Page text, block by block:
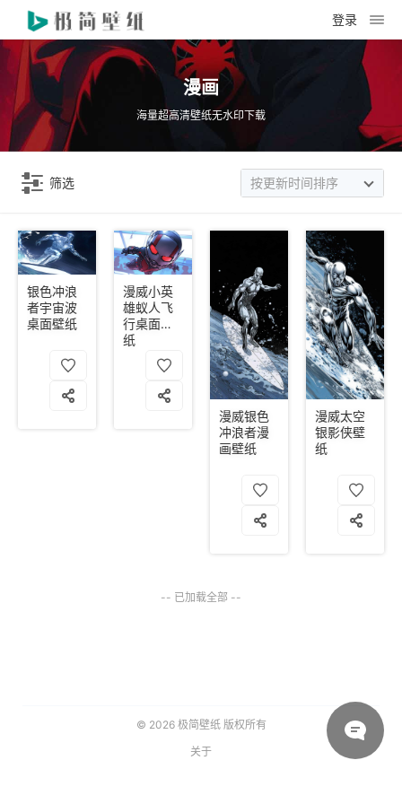
登录
漫画
海量超高清壁纸无水印下载
筛选 按更新时间排序
银色冲浪
者宇宙波
桌面壁纸
漫威小英
雄蚁人飞
行桌面壁
纸
漫威银色
冲浪者漫
画壁纸
漫威太空
银影侠壁
纸
-- 已加载全部 --
© 2026 极简壁纸版权所有
关于